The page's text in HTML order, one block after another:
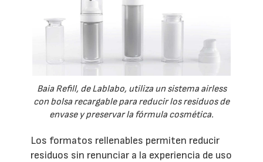
Baia Refill, de Lablabo, utiliza un sistema airless
con bolsa recargable para reducir los residuos de
envase y preservar la fórmula cosmética.
Los formatos rellenables permiten reducir
residuos sin renunciar a la experiencia de uso